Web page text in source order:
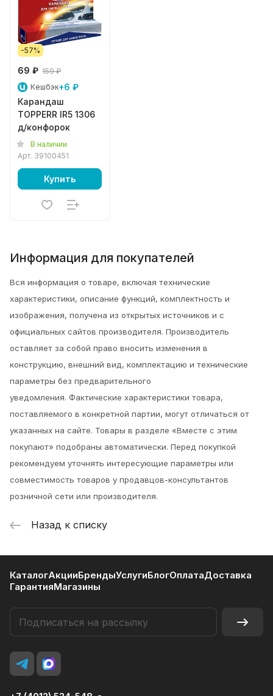
-57%
69 ₽ 159 ₽
Кешбэк+6 ₽
Карандаш
TOPPERR IR5 1306
д/конфорок
В наличии
Арт. 39100451
Купить
Информация для покупателей
Вся информация о товаре, включая технические
характеристики, описание функций, комплектность и
изображения, получена из открытых источников и с
официальных сайтов производителя. Производитель
оставляет за собой право вносить изменения в
конструкцию, внешний вид, комплектацию и технические
параметры без предварительного
уведомления. Фактические характеристики товара,
поставляемого в конкретной партии, могут отличаться от
указанных на сайте. Товары в разделе «Вместе с этим
покупают» подобраны автоматически. Перед покупкой
рекомендуем уточнять интересующие параметры или
совместимость товаров у продавцов-консультантов
розничной сети или производителя.
Назад к списку
КаталогАкцииБрендыУслугиБлогОплатаДоставка
ГарантияМагазины